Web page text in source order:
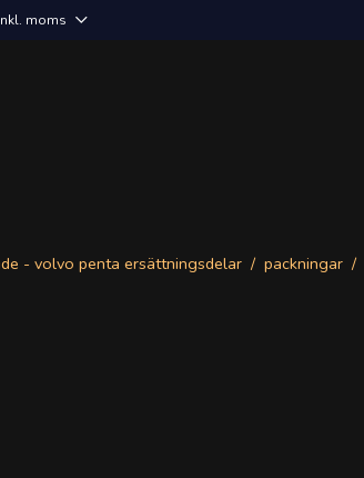
moms
- volvo penta ersättningsdelar packningar